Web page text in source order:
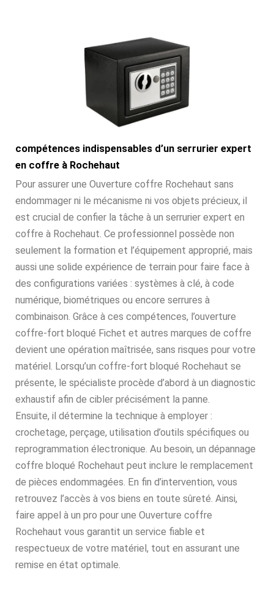
compétences indispensables d’un serrurier expert
en coffre à Rochehaut
Pour assurer une Ouverture coffre Rochehaut sans
endommager ni le mécanisme ni vos objets précieux, il
est crucial de confier la tâche à un serrurier expert en
coffre à Rochehaut. Ce professionnel possède non
seulement la formation et l’équipement approprié, mais
aussi une solide expérience de terrain pour faire face à
des configurations variées : systèmes à clé, à code
numérique, biométriques ou encore serrures à
combinaison. Grâce à ces compétences, l’ouverture
coffre-fort bloqué Fichet et autres marques de coffre
devient une opération maîtrisée, sans risques pour votre
matériel. Lorsqu’un coffre-fort bloqué Rochehaut se
présente, le spécialiste procède d’abord à un diagnostic
exhaustif afin de cibler précisément la panne.
Ensuite, il détermine la technique à employer :
crochetage, perçage, utilisation d’outils spécifiques ou
reprogrammation électronique. Au besoin, un dépannage
coffre bloqué Rochehaut peut inclure le remplacement
de pièces endommagées. En fin d’intervention, vous
retrouvez l’accès à vos biens en toute sûreté. Ainsi,
faire appel à un pro pour une Ouverture coffre
Rochehaut vous garantit un service fiable et
respectueux de votre matériel, tout en assurant une
remise en état optimale.